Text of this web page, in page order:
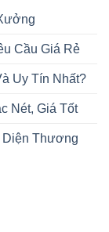
Cầu Giá Rẻ
Uy Tín Nhất?
Nét, Giá Tốt
Diện Thương